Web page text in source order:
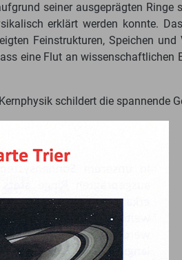
seiner ausgeprägten
erklärt werden konnte.
Feinstrukturen, Speichen
eine Flut an
schildert die spannende